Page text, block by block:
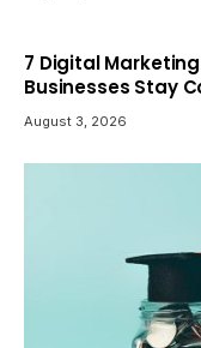
7 Digital
Businesses Stay
August 3, 2026